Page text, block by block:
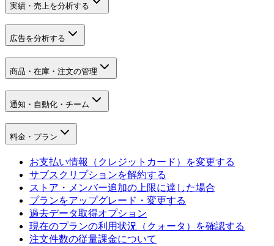
実績・売上を分析する
広告を分析する
商品・在庫・注文の管理
通知・自動化・チーム
料金・プラン
お支払い情報（クレジットカード）を変更する
サブスクリプションを解約する
ストア・メンバー追加の上限に達した場合
プランをアップグレード・変更する
過去データ取得オプション
現在のプランの利用状況（クォータ）を確認する
注文件数の従量課金について